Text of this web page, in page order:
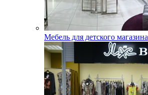
Мебель для детского магазина